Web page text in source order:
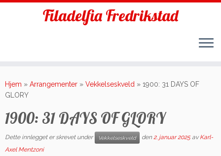
to
content
Filadelfia Fredrikstad
Hjem » Arrangementer » Vekkelseskveld » 1900: 31 DAYS OF
GLORY
1900: 31 DAYS OF GLORY
Dette innlegget er skrevet under Vekkelseskveld den2. januar 2025 avKarl-
Axel Mentzoni